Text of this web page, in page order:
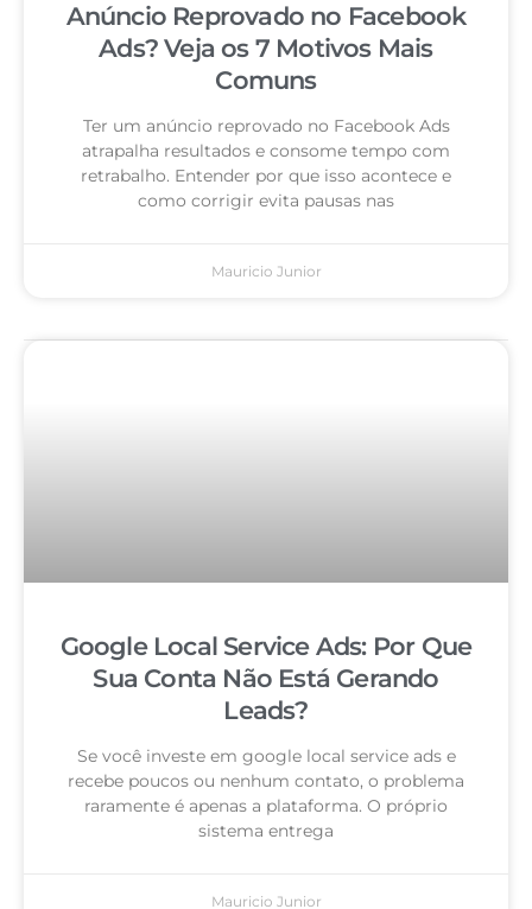
Anúncio Reprovado no Facebook
Ads? Veja os 7 Motivos Mais
Comuns
Ter um anúncio reprovado no Facebook Ads
atrapalha resultados e consome tempo com
retrabalho. Entender por que isso acontece e
como corrigir evita pausas nas
Mauricio Junior
Google Local Service Ads: Por Que
Sua Conta Não Está Gerando
Leads?
Se você investe em google local service ads e
recebe poucos ou nenhum contato, o problema
raramente é apenas a plataforma. O próprio
sistema entrega
Mauricio Junior